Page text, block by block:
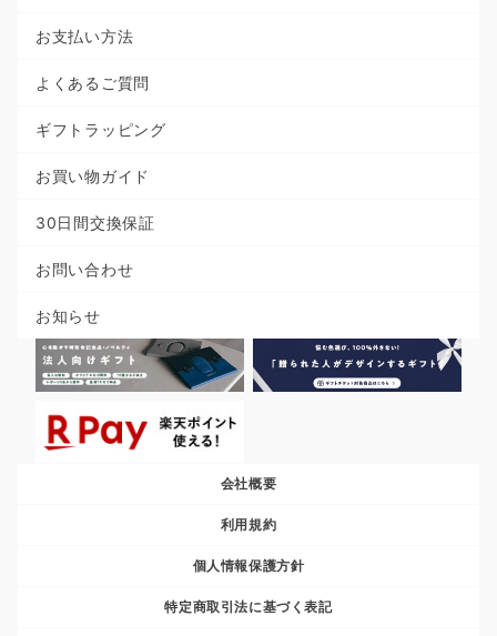
お支払い方法
よくあるご質問
ギフトラッピング
お買い物ガイド
30日間交換保証
お問い合わせ
お知らせ
会社概要
利用規約
個人情報保護方針
特定商取引法に基づく表記